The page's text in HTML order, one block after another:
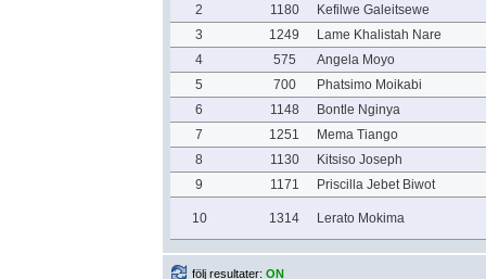
2
1180
Kefilwe Galeitsewe
3
1249
Lame Khalistah Nare
4
575
Angela Moyo
5
700
Phatsimo Moikabi
6
1148
Bontle Nginya
7
1251
Mema Tiango
8
1130
Kitsiso Joseph
9
1171 Priscilla Jebet Biwot
10 1314 Lerato Mokima
följ resultater: ON